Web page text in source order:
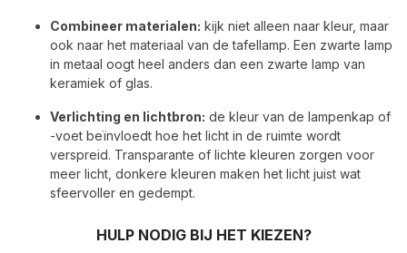
Combineer materialen: kijk niet alleen naar kleur, maar
ook naar het materiaal van de tafellamp. Een zwarte lamp
in metaal oogt heel anders dan een zwarte lamp van
keramiek of glas.
Verlichting en lichtbron: de kleur van de lampenkap of
-voet beïnvloedt hoe het licht in de ruimte wordt
verspreid. Transparante of lichte kleuren zorgen voor
meer licht, donkere kleuren maken het licht juist wat
sfeervoller en gedempt.
HULP NODIG BIJ HET KIEZEN?